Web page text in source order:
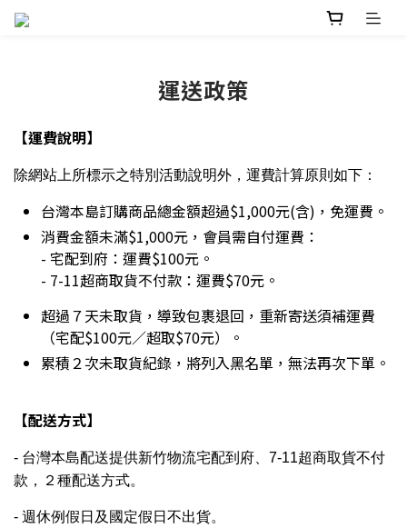
運送政策
【運費說明】
除網站上所標示之特別活動說明外，運費計算原則如下：
台灣本島訂購商品總金額超過$1,000元(含)，免運費。
消費金額未滿$1,000元，會員需自付運費：
- 宅配到府：運費$100元。
- 7-11超商取貨不付款：運費$70元。
超過７天未取貨，導致包裹退回，重新寄送須補運費
（宅配$100元／超取$70元）。
累積２次未取貨紀錄，將列入黑名單，無法再次下單。
【配送方式】
- 台灣本島配送提供新竹物流宅配到府、7-11超商取貨不付
款，２種配送方式。
- 週休例假日及國定假日不出貨。